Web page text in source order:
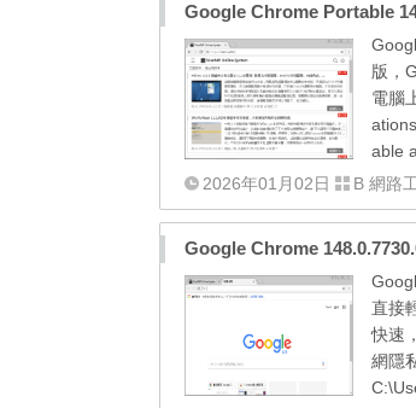
Google Chrome Portable
版，
電腦
able
2026年01月02日
B 網路
Google Chrome
直接
快速
網隱